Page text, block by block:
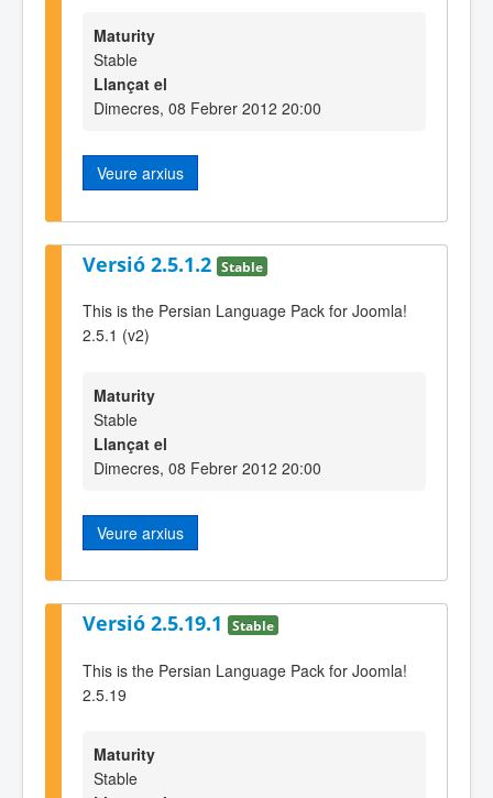
Maturity
Stable
Llançat el
Dimecres, 08 Febrer 2012 20:00
Veure arxius
Versió 2.5.1.2 Stable
This is the Persian Language Pack for Joomla!
2.5.1 (v2)
Maturity
Stable
Llançat el
Dimecres, 08 Febrer 2012 20:00
Veure arxius
Versió 2.5.19.1 Stable
This is the Persian Language Pack for Joomla!
2.5.19
Maturity
Stable